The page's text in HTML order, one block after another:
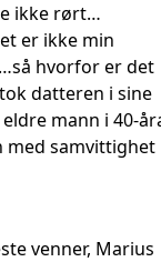
ikke rørt…
er ikke min
hvorfor er det
datteren i sine
mann i 40-
med samvittighet
venner, Marius